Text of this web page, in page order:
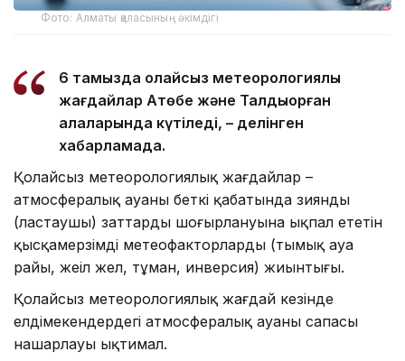
Фото: Алматы қаласының әкімдігі
6 тамызда қолайсыз метеорологиялық
жағдайлар Ақтөбе және Талдықорған
қалаларында күтіледі, – делінген
хабарламада.
Қолайсыз метеорологиялық жағдайлар –
атмосфералық ауаның беткі қабатында зиянды
(ластаушы) заттардың шоғырлануына ықпал ететін
қысқамерзімді метеофакторлардың (тымық ауа
райы, жеңіл жел, тұман, инверсия) жиынтығы.
Қолайсыз метеорологиялық жағдай кезінде
елдімекендердегі атмосфералық ауаның сапасы
нашарлауы ықтимал.